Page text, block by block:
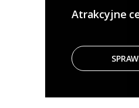
Atrakcyjne